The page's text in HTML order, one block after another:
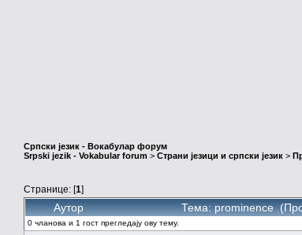
Српски језик - Вокабулар форум
Srpski jezik - Vokabular forum > Страни језици и српски језик >
Странице: [1]
Аутор Тема: prominence
0 чланова и 1 гост прегледају ову тему.